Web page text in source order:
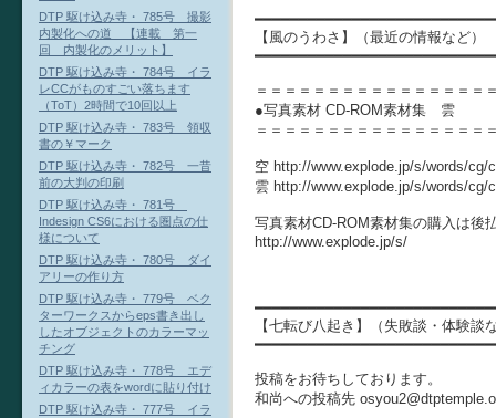
【風のうわさ】（最近の情報など）
＝＝＝＝＝＝＝＝＝＝＝＝＝＝＝＝
●写真素材 CD-ROM素材集 雲
＝＝＝＝＝＝＝＝＝＝＝＝＝＝＝＝
空 http://www.explode.jp/s/words/cg/
雲 http://www.explode.jp/s/words/cg/
写真素材CD-ROM素材集の購入は後
http://www.explode.jp/s/
【七転び八起き】（失敗談・体験談
投稿をお待ちしております。
和尚への投稿先
DTP 駆け込み寺・ 785号 撮影
内製化への道 【連載 第一
回 内製化のメリット】
DTP 駆け込み寺・ 784号 イラ
レCCがものすごい落ちます
（ToT）2時間で10回以上
DTP 駆け込み寺・ 783号 領収
書の￥マーク
DTP 駆け込み寺・ 782号 一昔
前の大判の印刷
DTP 駆け込み寺・ 781号
Indesign CS6における圏点の仕
様について
DTP 駆け込み寺・ 780号 ダイ
アリーの作り方
DTP 駆け込み寺・ 779号 ベク
ターワークスからeps書き出し
したオブジェクトのカラーマッ
チング
DTP 駆け込み寺・ 778号 エデ
ィカラーの表をwordに貼り付け
DTP 駆け込み寺・ 777号 イラ